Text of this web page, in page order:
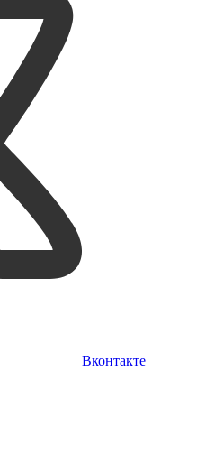
Вконтакте